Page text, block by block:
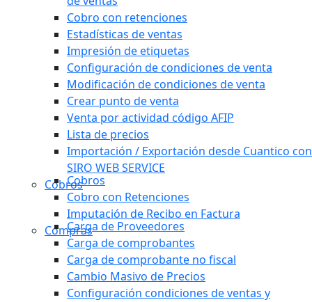
Cobro con retenciones
Estadísticas de ventas
Impresión de etiquetas
Configuración de condiciones de venta
Modificación de condiciones de venta
Crear punto de venta
Venta por actividad código AFIP
Lista de precios
Importación / Exportación desde Cuantico con
SIRO WEB SERVICE
CobrosCobros
Cobro con Retenciones
Imputación de Recibo en Factura
Compras
Carga de Proveedores
Carga de comprobantes
Carga de comprobante no fiscal
Cambio Masivo de Precios
Configuración condiciones de ventas y